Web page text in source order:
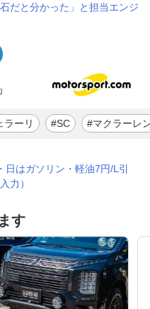
だと分かった」と担当エンジ
ラーリ #SC #マクラーレ
日はガソリン・軽油7円/L引
力）
す